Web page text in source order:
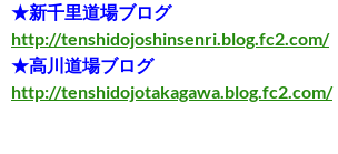
★新千里道場ブログ
http://tenshidojoshinsenri.blog.fc2.com/
★高川道場ブログ
http://tenshidojotakagawa.blog.fc2.com/